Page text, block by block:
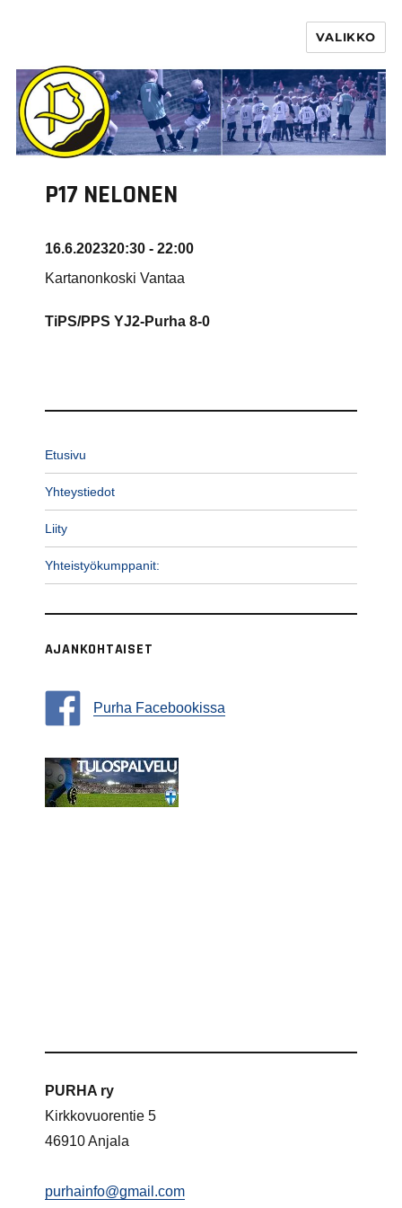
VALIKKO
P17 NELONEN
16.6.202320:30 - 22:00
Kartanonkoski Vantaa
TiPS/PPS YJ2-Purha 8-0
Etusivu
Yhteystiedot
Liity
Yhteistyökumppanit:
AJANKOHTAISET
Purha Facebookissa
PURHA ry
Kirkkovuorentie 5
46910 Anjala
purhainfo@gmail.com